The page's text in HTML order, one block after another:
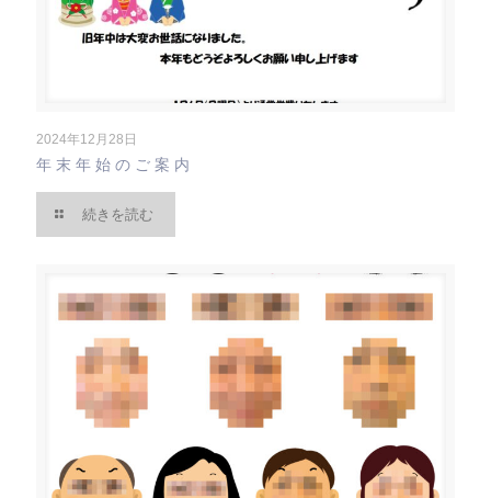
2024年12月28日
年末年始のご案内
続きを読む